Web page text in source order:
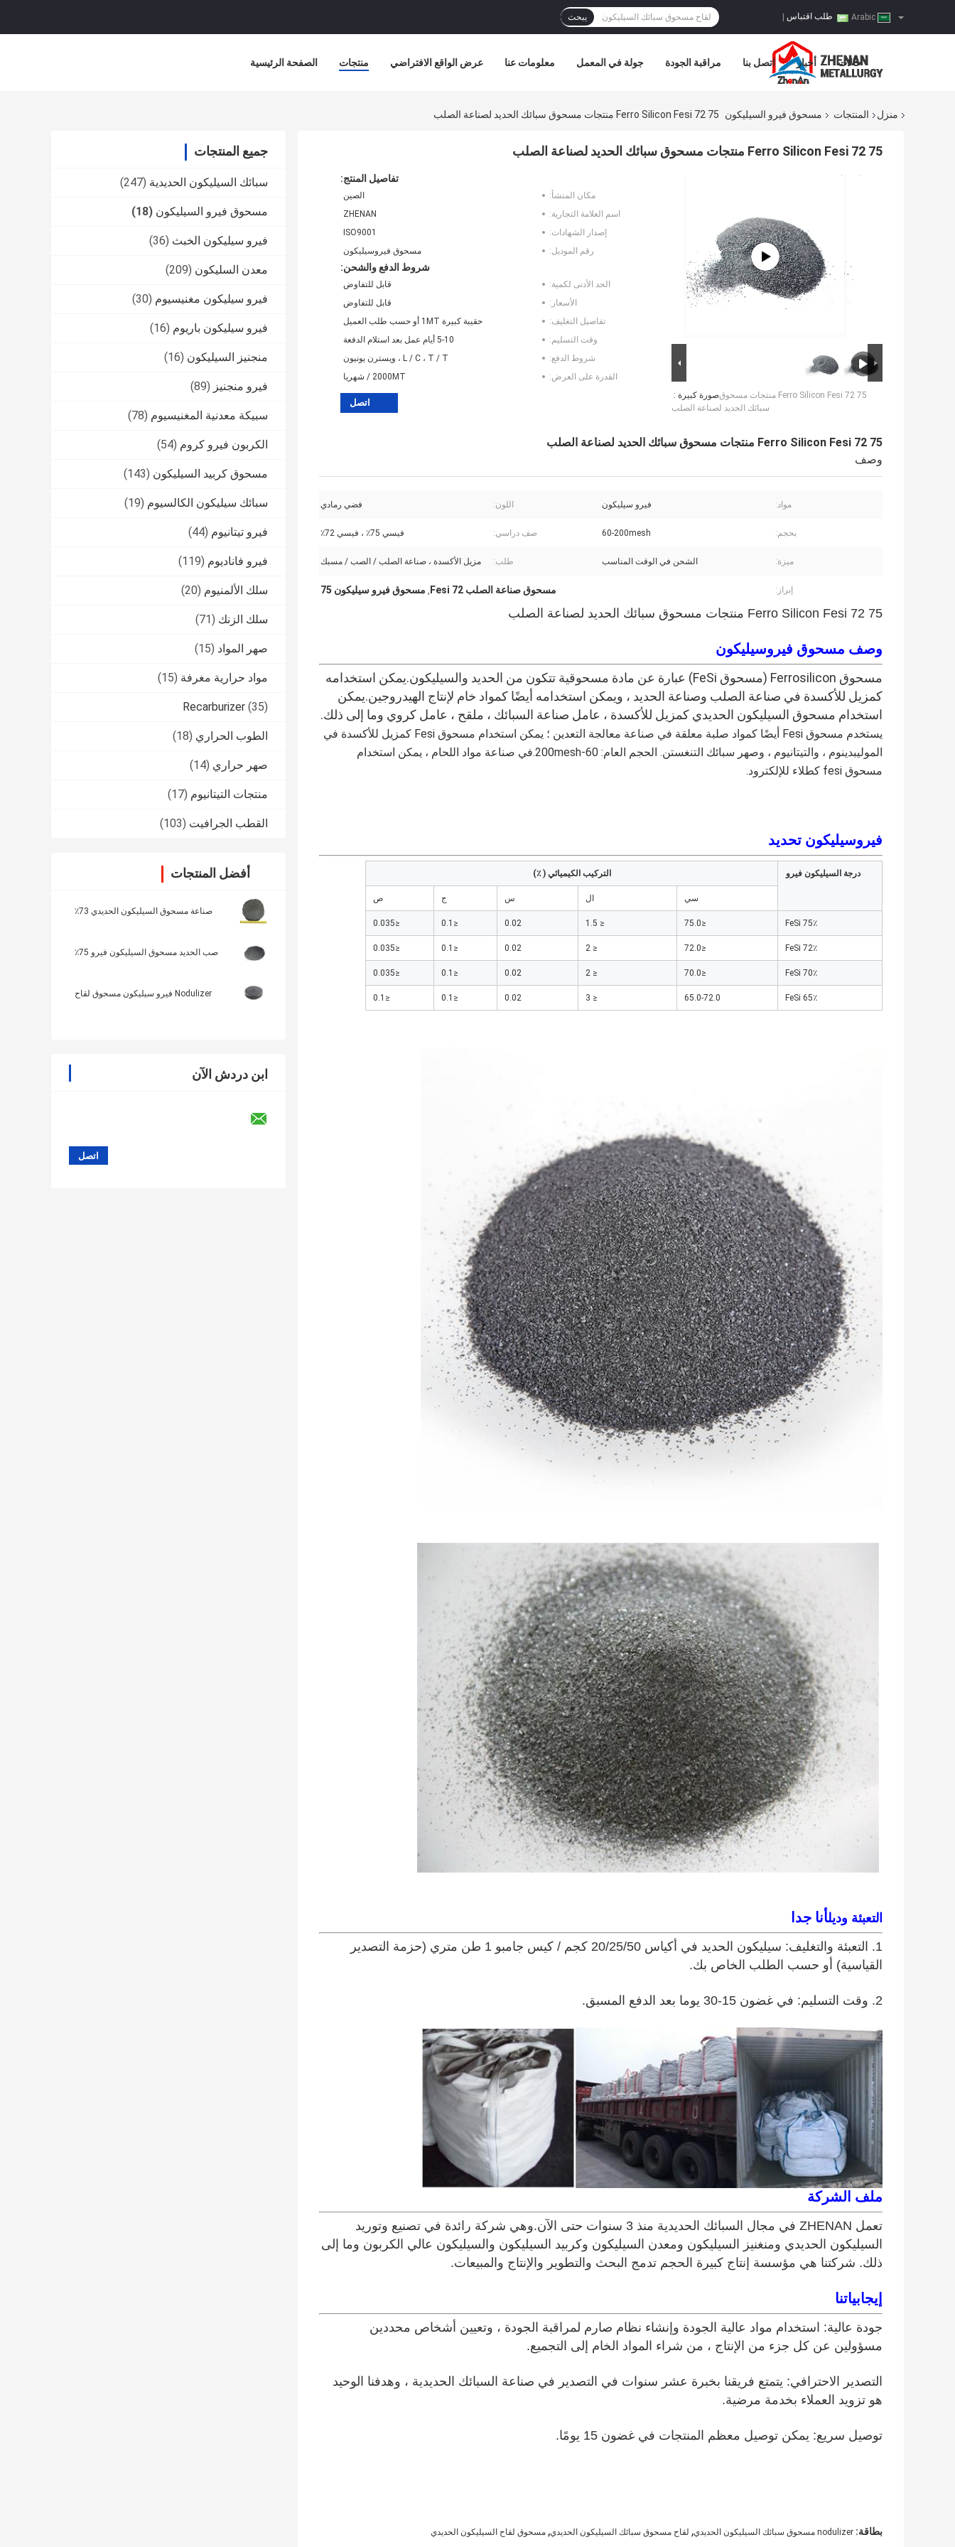
طلب اقتباس يبحث
الصفحة الرئيسية منتجات عرض الواقع الافتراضي معلومات عنا جولة في المعمل مراقبة الجودة اتصل بنا أخبار حالات
منزل المنتجات مسحوق فيرو السيليكون Ferro Silicon Fesi 72 75 منتجات مسحوق سبائك الحديد لصناعة الصلب
جميع المنتجات
سبائك السيليكون الحديدية (247)
مسحوق فيرو السيليكون (18)
فيرو سيليكون الخبث (36)
معدن السليكون (209)
فيرو سيليكون مغنيسيوم (30)
فيرو سيليكون باريوم (16)
منجنيز السيليكون (16)
فيرو منجنيز (89)
سبيكة معدنية المغنيسيوم (78)
الكربون فيرو كروم (54)
مسحوق كربيد السيليكون (143)
سبائك سيليكون الكالسيوم (19)
فيرو تيتانيوم (44)
فيرو فاناديوم (119)
سلك الألمنيوم (20)
سلك الزنك (71)
صهر المواد (15)
مواد حرارية مغرفة (15)
Recarburizer (35)
الطوب الحراري (18)
صهر حراري (14)
منتجات التيتانيوم (17)
القطب الجرافيت (103)
أفضل المنتجات
صناعة مسحوق السيليكون الحديدي 73٪
صب الحديد مسحوق السيليكون فيرو 75٪
Nodulizer فيرو سيليكون مسحوق لقاح
ابن دردش الآن
Ferro Silicon Fesi 72 75 منتجات مسحوق سبائك الحديد لصناعة الصلب
صورة كبيرة :Ferro Silicon Fesi 72 75 منتجات مسحوق
سبائك الحديد لصناعة الصلب
تفاصيل المنتج:
مكان المنشأ:
الصين
اسم العلامة التجارية:
ZHENAN
إصدار الشهادات:
ISO9001
رقم الموديل:
مسحوق فيروسيليكون
شروط الدفع والشحن:
الحد الأدنى لكمية:
قابل للتفاوض
الأسعار:
قابل للتفاوض
تفاصيل التغليف:
حقيبة كبيرة 1MT أو حسب طلب العميل
وقت التسليم:
5-10 أيام عمل بعد استلام الدفعة
شروط الدفع:
L / C ، T / T ، ويسترن يونيون
القدرة على العرض:
2000MT / شهريا
اتصل
Ferro Silicon Fesi 72 75 منتجات مسحوق سبائك الحديد لصناعة الصلب
وصف
مواد: فيرو سيليكون اللون: فضي رمادي
بحجم: 60-200mesh صف دراسي: فيسي 75٪ ، فيسي 72٪
ميزة: الشحن في الوقت المناسب طلب: مزيل الأكسدة ، صناعة الصلب / الصب / مسبك
إبراز: مسحوق صناعة الصلب Fesi 72 , مسحوق فيرو سيليكون 75
Ferro Silicon Fesi 72 75 منتجات مسحوق سبائك الحديد لصناعة الصلب
وصف مسحوق فيروسيليكون
مسحوق Ferrosilicon (مسحوق FeSi) عبارة عن مادة مسحوقية تتكون من الحديد والسيليكون.
استخدام مسحوق السيليكون الحديدي كمزيل للأكسدة ، عامل صناعة السبائك ، ملقح ، عامل كروي وما إلى ذلك.
يستخدم مسحوق Fesi أيضًا كمواد صلبة معلقة في صناعة معالجة التعدين ؛ يمكن استخدام مسحوق Fesi كمزيل للأكسدة في
الموليبدينوم ، والتيتانيوم ، وصهر سبائك التنغستن. الحجم العام: 60-200mesh.في صناعة مواد اللحام ، يمكن استخدام
مسحوق fesi كطلاء للإلكترود.
فيروسيليكون تحديد
درجة السيليكون فيرو التركيب الكيميائي ( ٪)
سي ال س ج ص
FeSi 75٪ ≤75.0
≤ 1.5
0.02
≤0.1
≤0.035
FeSi 72٪ ≤72.0
≤ 2
0.02
≤0.1
≤0.035
FeSi 70٪ ≤70.0
≤ 2
0.02
≤0.1
≤0.035
FeSi 65٪ 65.0-72.0
≤ 3
0.02
≤0.1
≤0.1
التعبئة وديلأنا جدا
1. التعبئة والتغليف: سيليكون الحديد في أكياس 20/25/50 كجم / كيس جامبو 1 طن متري (حزمة التصدير
القياسية) أو حسب الطلب الخاص بك.
2. وقت التسليم: في غضون 15-30 يوما بعد الدفع المسبق.
ملف الشركة
تعمل ZHENAN في مجال السبائك الحديدية منذ 3 سنوات حتى الآن.وهي شركة رائدة في تصنيع وتوريد
السيليكون الحديدي ومنغنيز السيليكون ومعدن السيليكون وكربيد السيليكون والسيليكون عالي الكربون وما إلى
ذلك. شركتنا هي مؤسسة إنتاج كبيرة الحجم تدمج البحث والتطوير والإنتاج والمبيعات.
إيجابياتنا
جودة عالية: استخدام مواد عالية الجودة وإنشاء نظام صارم لمراقبة الجودة ، وتعيين أشخاص محددين
مسؤولين عن كل جزء من الإنتاج ، من شراء المواد الخام إلى التجميع.
التصدير الاحترافي: يتمتع فريقنا بخبرة عشر سنوات في التصدير في صناعة السبائك الحديدية ، وهدفنا الوحيد
هو تزويد العملاء بخدمة مرضية.
توصيل سريع: يمكن توصيل معظم المنتجات في غضون 15 يومًا.
بطاقة: nodulizer مسحوق سبائك السيليكون الحديدي , لقاح مسحوق سبائك السيليكون الحديدي, مسحوق لقاح السيليكون الحديدي